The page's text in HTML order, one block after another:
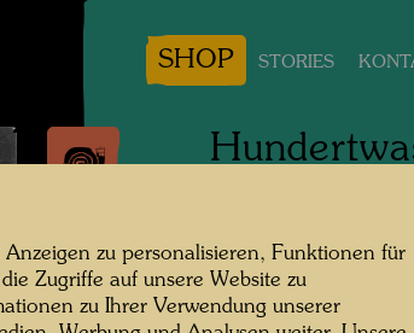
SHOP STORIES
Personen am Foto:
Friedensreich
zu personalisieren, Funktionen für
Zugriffe auf unsere Website zu
zu Ihrer Verwendung unserer